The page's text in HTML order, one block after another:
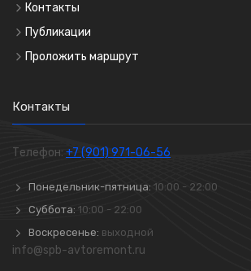
Контакты
Публикации
Проложить маршрут
Контакты
Телефон: +7 (901) 971-06-56
Понедельник-пятница: 10:00 - 22:00
Суббота: 10:00 - 22:00
Воскресенье: выходной
info@spb-avtoremont.ru